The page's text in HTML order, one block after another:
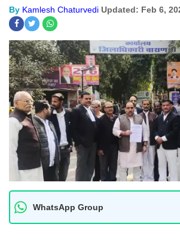
By Kamlesh Chaturvedi Updated: Feb 6,
WhatsApp Group